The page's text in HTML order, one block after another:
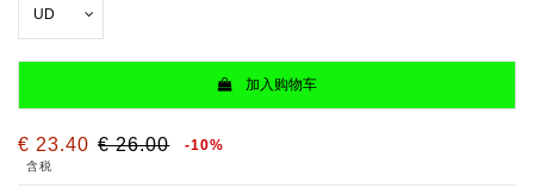
加入购物车
€ 23.40 € 26.00 -10%
含税